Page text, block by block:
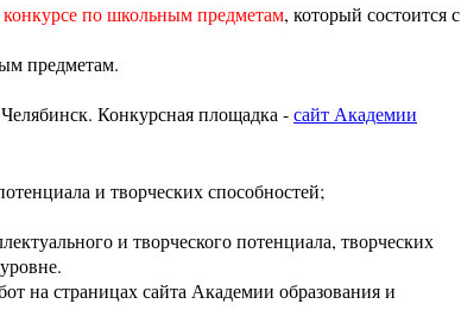
по школьным предметам, который состоится с
предметам.
Конкурсная площадка -сайт Академии
и творческих способностей;
и творческого потенциала, творческих
на страницах сайта Академии образования и